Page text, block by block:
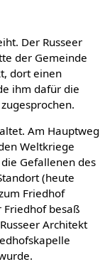
Der Russeer
der Gemeinde
dort einen
ihm dafür die
Am Hauptweg
Weltkriege
Gefallenen des
(heute
Friedhof
besaß
Architekt